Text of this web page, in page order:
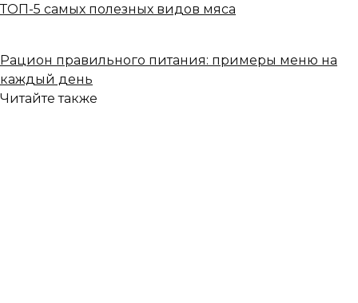
ТОП-5 самых полезных видов мяса
Рацион правильного питания: примеры меню на
каждый день
Читайте также